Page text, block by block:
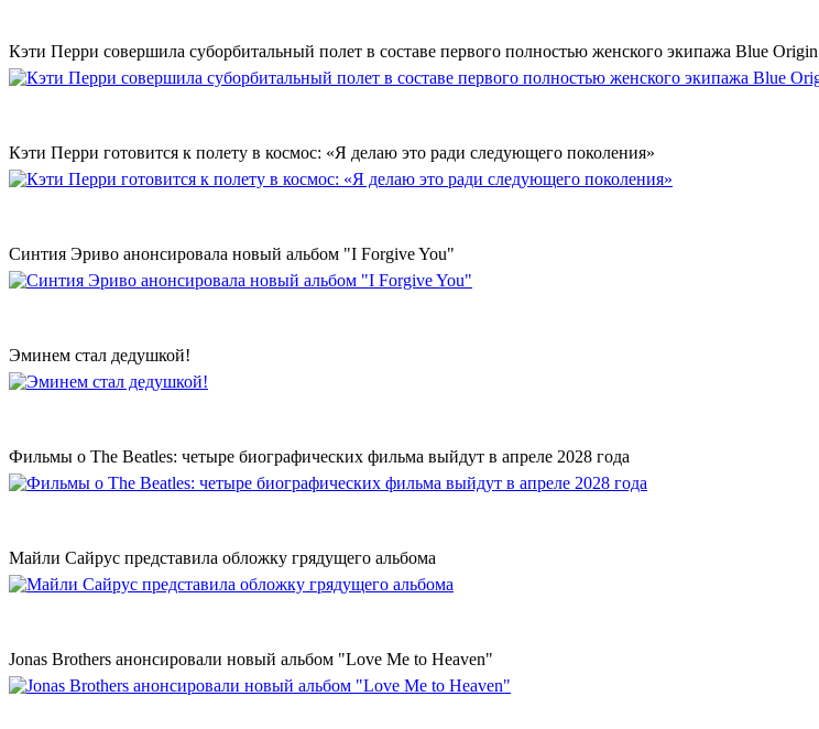
Кэти Перри совершила суборбитальный полет в составе первого полностью женского экипажа Blue Origin
Кэти Перри готовится к полету в космос: «Я делаю это ради следующего поколения»
Синтия Эриво анонсировала новый альбом "I Forgive You"
Эминем стал дедушкой!
Фильмы о The Beatles: четыре биографических фильма выйдут в апреле 2028 года
Майли Сайрус представила обложку грядущего альбома
Jonas Brothers анонсировали новый альбом "Love Me to Heaven"